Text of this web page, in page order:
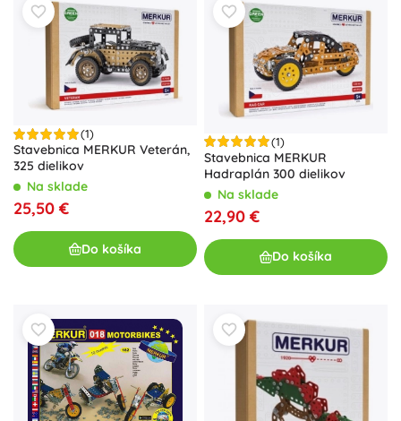
(1)
Stavebnica MERKUR Veterán,
325 dielikov
Na sklade
25,50 €
Do košíka
(1)
Stavebnica MERKUR
Hadraplán 300 dielikov
Na sklade
22,90 €
Do košíka